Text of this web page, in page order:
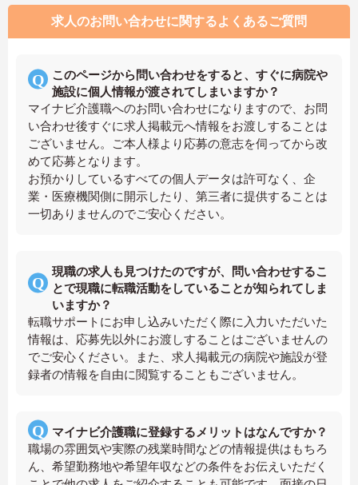
求人のお問い合わせに関するよくあるご質問
このページから問い合わせをすると、すぐに病院や
施設に個人情報が渡されてしまいますか？
マイナビ介護職へのお問い合わせになりますので、お問
い合わせ後すぐに求人掲載元へ情報をお渡しすることは
ございません。ご本人様より応募の意志を伺ってから改
めて応募となります。
お預かりしているすべての個人データは許可なく、企
業・医療機関側に開示したり、第三者に提供することは
一切ありませんのでご安心ください。
現職の求人も見つけたのですが、問い合わせするこ
とで現職に転職活動をしていることが知られてしま
いますか？
転職サポートにお申し込みいただく際に入力いただいた
情報は、応募先以外にお渡しすることはございませんの
でご安心ください。また、求人掲載元の病院や施設が登
録者の情報を自由に閲覧することもございません。
マイナビ介護職に登録するメリットはなんですか？
職場の雰囲気や実際の残業時間などの情報提供はもちろ
ん、希望勤務地や希望年収などの条件をお伝えいただく